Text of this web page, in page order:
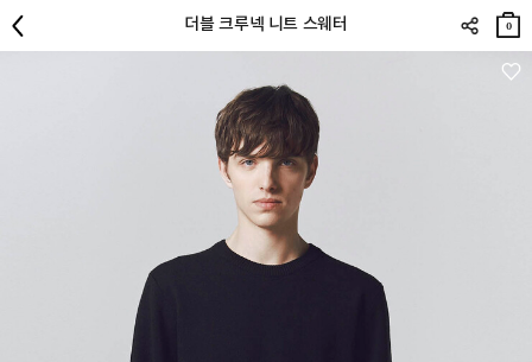
더블 크루넥 니트 스웨터
장바
구니
0